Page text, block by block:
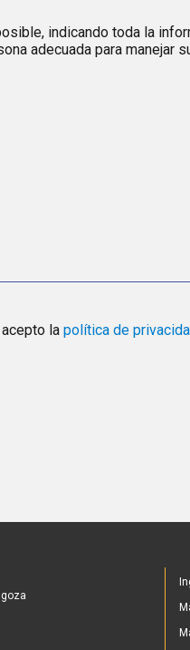
indicando toda la
adecuada para manejar
la política de